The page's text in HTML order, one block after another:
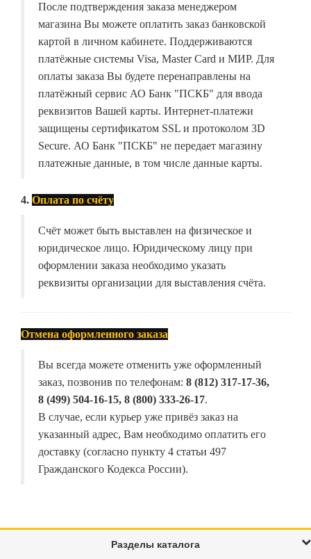
После подтверждения заказа менеджером
магазина Вы можете оплатить заказ банковской
картой в личном кабинете. Поддерживаются
платёжные системы Visa, Master Card и МИР. Для
оплаты заказа Вы будете перенаправлены на
платёжный сервис АО Банк "ПСКБ" для ввода
реквизитов Вашей карты. Интернет-платежи
защищены сертификатом SSL и протоколом 3D
Secure. АО Банк "ПСКБ" не передает магазину
платежные данные, в том числе данные карты.
4. Оплата по счёту
Счёт может быть выставлен на физическое и
юридическое лицо. Юридическому лицу при
оформлении заказа необходимо указать
реквизиты организации для выставления счёта.
Отмена оформленного заказа
Вы всегда можете отменить уже оформленный
заказ, позвонив по телефонам: 8 (812) 317-17-36,
8 (499) 504-16-15, 8 (800) 333-26-17.
В случае, если курьер уже привёз заказ на
указанный адрес, Вам необходимо оплатить его
доставку (согласно пункту 4 статьи 497
Гражданского Кодекса России).
Разделы каталога